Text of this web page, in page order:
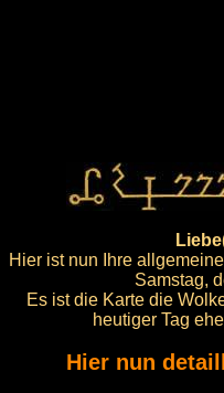
Hier ist nun Ihre
Samstag,
Es ist die Karte die
heutiger Tag
Hier nun